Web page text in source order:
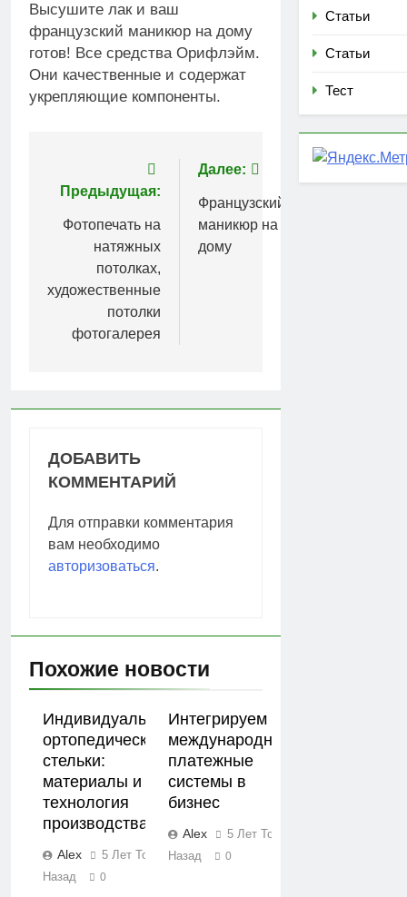
Высушите лак и ваш
французский маникюр на дому
готов! Все средства Орифлэйм.
Они качественные и содержат
укрепляющие компоненты.
Навигация
по
записям
Предыдущая:
Фотопечать на
натяжных
потолках,
художественные
потолки
фотогалерея
Далее:
Французский
маникюр на
дому
ДОБАВИТЬ
КОММЕНТАРИЙ
Для отправки комментария
вам необходимо
авторизоваться.
Похожие новости
Индивидуальные
ортопедические
стельки:
материалы и
технология
производства
Alex
5 Лет Тому
Назад
0
Интегрируем
международные
платежные
системы в
бизнес
Alex
5 Лет Тому
Назад
0
Статьи
Статьи
Тест